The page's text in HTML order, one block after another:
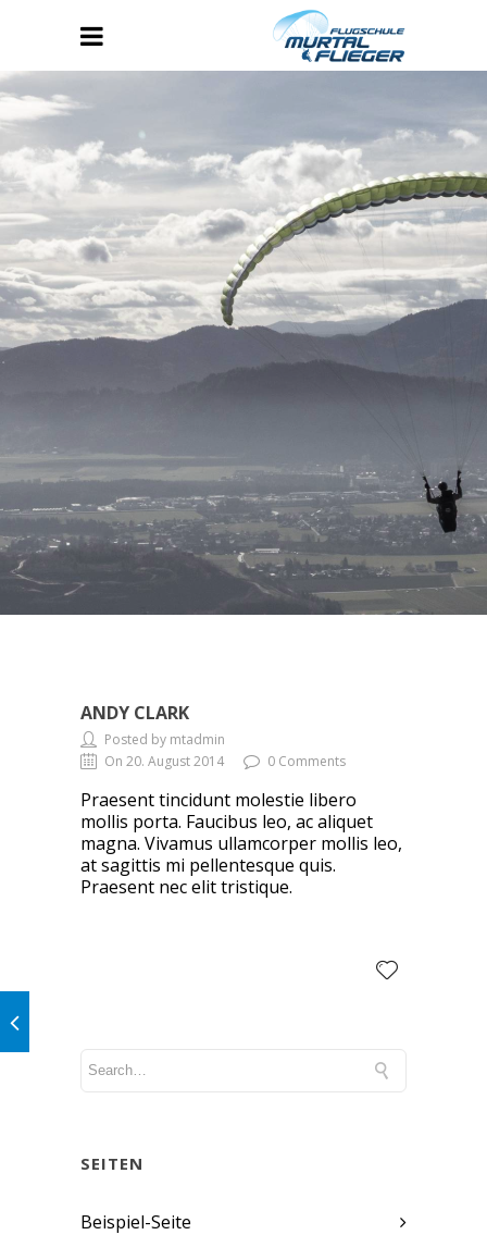
ANDY CLARK
Posted by mtadmin
On 20. August 2014
0 Comments
Praesent tincidunt molestie libero
mollis porta. Faucibus leo, ac aliquet
magna. Vivamus ullamcorper mollis leo,
at sagittis mi pellentesque quis.
Praesent nec elit tristique.
SEITEN
Beispiel-Seite